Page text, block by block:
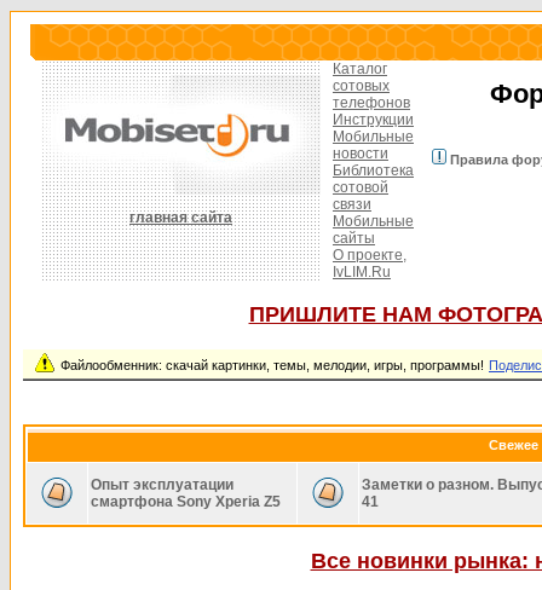
главная сайта
Каталог
сотовых
телефонов
Инструкции
Мобильные
новости
Библиотека
сотовой
связи
Мобильные
сайты
О проекте,
IvLIM.Ru
Правила
ПРИШЛИТЕ НАМ
Файлообменник: скачай картинки, темы, мелодии, игры, программы!
Свежее
Опыт эксплуатации
смартфона Sony Xperia Z5
Заметки о разном.
41
Все новинки рынка: